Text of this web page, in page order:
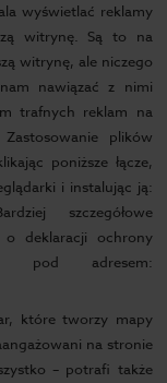
wyświetlać reklamy
witrynę. Są to na
witrynę, ale niczego
nawiązać z nimi
trafnych reklam na
plików
poniższe łącze,
i instalując ją:
szczegółowe
deklaracji ochrony
pod adresem:
które tworzy mapy
na stronie
– potrafi także